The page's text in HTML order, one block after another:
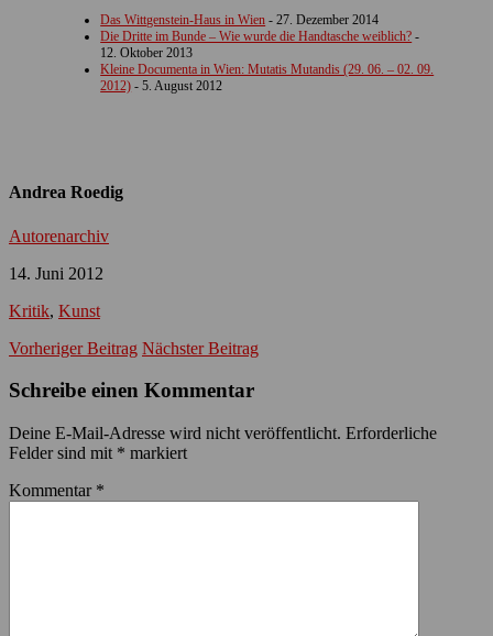
Das Wittgenstein-Haus in Wien - 27. Dezember 2014
Die Dritte im Bunde – Wie wurde die Handtasche weiblich? -
12. Oktober 2013
Kleine Documenta in Wien: Mutatis Mutandis (29. 06. – 02. 09.
2012) - 5. August 2012
Andrea Roedig
Autorenarchiv
14. Juni 2012
Kritik, Kunst
Vorheriger Beitrag Nächster Beitrag
Schreibe einen Kommentar
Deine E-Mail-Adresse wird nicht veröffentlicht. Erforderliche
Felder sind mit * markiert
Kommentar *